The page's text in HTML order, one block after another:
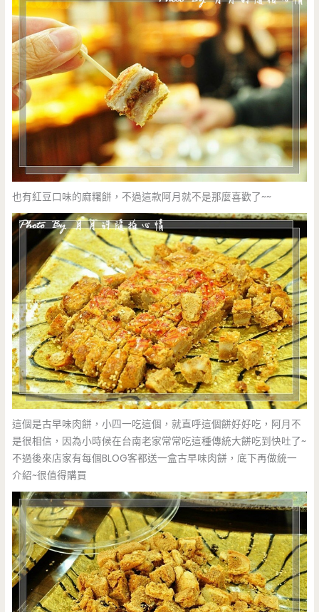
也有紅豆口味的麻糬餅，不過這款阿月就不是那麼喜歡了~~
這個是古早味肉餅，小四一吃這個，就直呼這個餅好好吃，阿月不
是很相信，因為小時候在台南老家常常吃這種傳統大餅吃到快吐了~
不過後來店家有每個BLOG客都送一盒古早味肉餅，底下再做統一
介紹~很值得購買